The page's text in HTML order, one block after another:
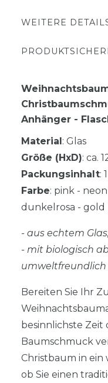
WEITERE
Anhänger -
Material: Glas
Größe (HxD): ca.
Packungsinhalt:
Farbe: pink -
dunkelrosa - gold
- aus echtem
- mit biologisch
Bereiten Sie Ihr
besinnlichste Zeit
Baumschmuck
Christbaum in ein
ob Sie einen